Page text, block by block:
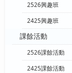
2526興趣班
2425興趣班
課餘活動
2526課餘活動
2425課餘活動